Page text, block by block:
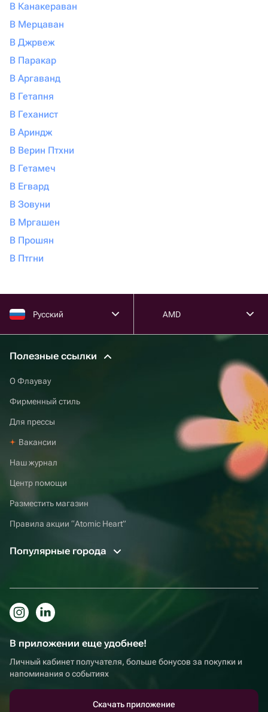
В Канакераван
В Мерцаван
В Джрвеж
В Паракар
В Аргаванд
В Гетапня
В Геханист
В Ариндж
В Верин Птхни
В Гетамеч
В Егвард
В Зовуни
В Мргашен
В Прошян
В Птгни
Русский AMD
Полезные ссылки
О Флаувау
Фирменный стиль
Для прессы
Вакансии
Наш журнал
Центр помощи
Разместить магазин
Правила акции “Atomic Heart”
Популярные города
В приложении еще удобнее!
Личный кабинет получателя, больше бонусов за покупки и
напоминания о событиях
Скачать приложение